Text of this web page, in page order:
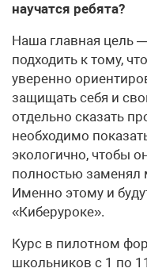
научатся ребята?
Наша главная цель
подходить к тому,
уверенно
защищать себя и
отдельно сказать
необходимо
экологично, чтобы
полностью заменял
Именно этому и
«Киберуроке».
Курс в пилотном
школьников с 1 по